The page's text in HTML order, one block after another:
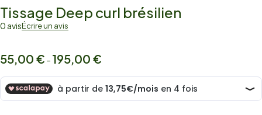
Tissage Deep curl brésilien
0 avisÉcrire un avis
55,00 € – 195,00 €